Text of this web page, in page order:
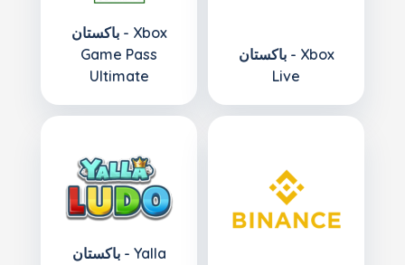
باكستان - Xbox
Game Pass
Ultimate
باكستان - Xbox
Live
باكستان - Yalla